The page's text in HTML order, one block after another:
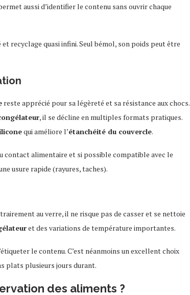
aussi d’identifier le contenu sans ouvrir chaque
recyclage quasi infini. Seul bémol, son poids peut être
reste apprécié pour sa légèreté et sa résistance aux chocs.
, il se décline en multiples formats pratiques.
qui améliore l’étanchéité du couvercle.
contact alimentaire et si possible compatible avec le
usure rapide (rayures, taches).
au verre, il ne risque pas de casser et se nettoie
et des variations de température importantes.
le contenu. C’est néanmoins un excellent choix
plats plusieurs jours durant.
des aliments ?